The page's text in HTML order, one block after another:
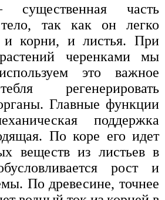
часть
так как он легко
и корни, и листья. При
черенками мы
это важное
регенерировать
Главные функции
поддержка
По коре его идет
веществ из листьев в
рост и
По древесине, точнее